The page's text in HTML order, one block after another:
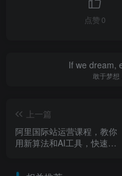
点赞 0
If we dream,
敢于梦想
上一篇
阿里国际站运营课程，教你
用新算法和AI工具，快速拉